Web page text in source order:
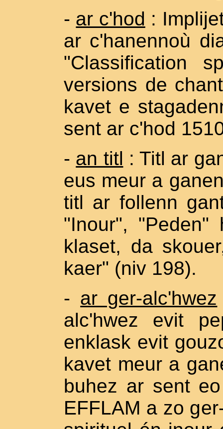
- ar c'hod :
ar c'hanennoù
"Classification
versions de
kavet e
sent ar c'hod
- an titl : Titl ar
eus meur a
titl ar follenn
"Inour",
klaset, da
kaer" (niv 198).
- ar ger-alc'hwez
alc'hwez evit
enklask evit
kavet meur a
buhez ar sent
EFFLAM a zo